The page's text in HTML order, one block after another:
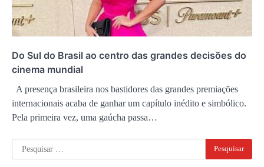
Do Sul do Brasil ao centro das grandes decisões do
cinema mundial
A presença brasileira nos bastidores das grandes premiações
internacionais acaba de ganhar um capítulo inédito e simbólico.
Pela primeira vez, uma gaúcha passa…
Pesquisar
por: